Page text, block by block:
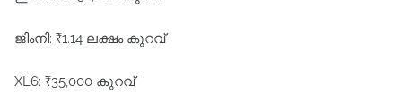
ജിംനി: ₹1.14 ലക്ഷം കുറവ്
XL6: ₹35,000 കുറവ്